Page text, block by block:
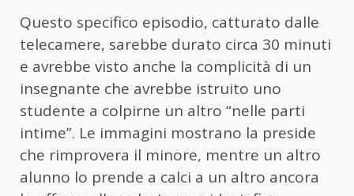
Questo specifico episodio, catturato dalle
telecamere, sarebbe durato circa 30 minuti
e avrebbe visto anche la complicità di un
insegnante che avrebbe istruito uno
studente a colpirne un altro “nelle parti
intime”. Le immagini mostrano la preside
che rimprovera il minore, mentre un altro
alunno lo prende a calci a un altro ancora